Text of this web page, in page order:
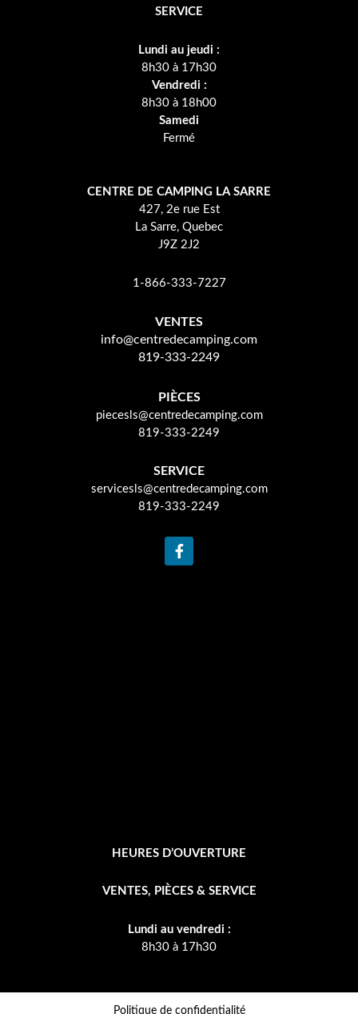
SERVICE
Lundi au jeudi :
8h30 à 17h30
Vendredi :
8h30 à 18h00
Samedi
Fermé
CENTRE DE CAMPING LA SARRE
427, 2e rue Est
La Sarre, Quebec
J9Z 2J2
1-866-333-7227
VENTES
info@centredecamping.com
819-333-2249
PIÈCES
piecesls@centredecamping.com
819-333-2249
SERVICE
servicesls@centredecamping.com
819-333-2249
F
HEURES D’OUVERTURE
VENTES, PIÈCES & SERVICE
Lundi au vendredi :
8h30 à 17h30
Politique de confidentialité